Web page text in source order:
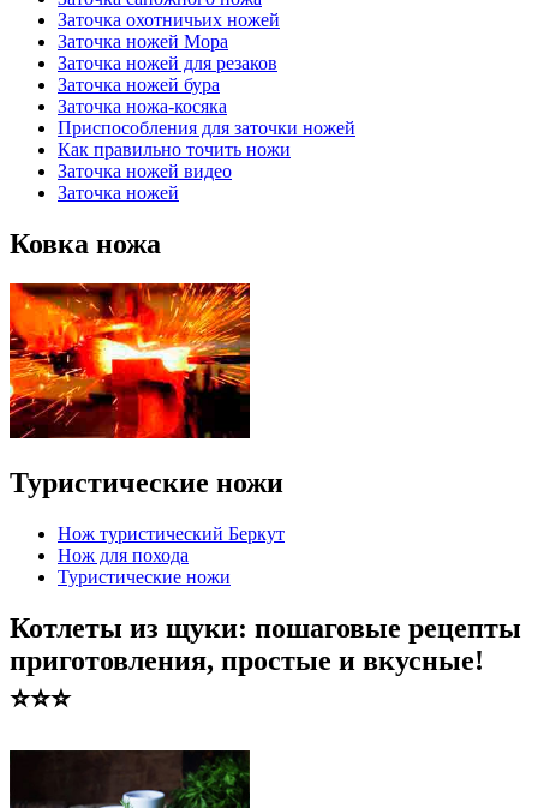
Заточка охотничьих ножей
Заточка ножей Мора
Заточка ножей для резаков
Заточка ножей бура
Заточка ножа-косяка
Приспособления для заточки ножей
Как правильно точить ножи
Заточка ножей видео
Заточка ножей
Ковка ножа
Туристические ножи
Нож туристический Беркут
Нож для похода
Туристические ножи
Котлеты из щуки: пошаговые рецепты
приготовления, простые и вкусные!
⭐️⭐️⭐️